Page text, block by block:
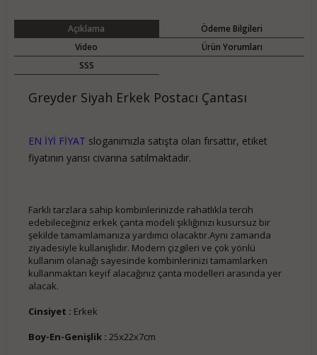
Açıklama
Ödeme Bilgileri
Video
Ürün Yorumları
SSS
Greyder Siyah Erkek Postacı Çantası
EN İYİ FİYAT sloganımızla satışta olan fırsattır, etiket
fiyatının yarısı civarına satılmaktadır.
Farklı tarzlara sahip kombinlerinizde rahatlıkla tercih
edebileceğiniz erkek çanta modeli şıklığınızı kusursuz bir
şekilde tamamlamanıza yardımcı olacaktır.Aynı zamanda
ziyadesiyle kullanışlıdır. Modern çizgileri ve çok yönlü
kullanım olanağı sayesinde kombinlerinizi tamamlarken
kullanmaktan keyif alacağınız çanta modelleri arasında yer
alacak.
Cinsiyet : Erkek
Boy-En-Genişlik : 25x22x7cm